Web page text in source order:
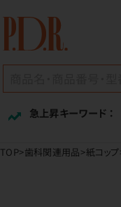
急上昇キーワード ：
TOP 歯科関連用品 紙コップ